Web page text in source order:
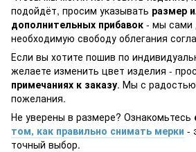
подойдёт, просим указывать размер
дополнительных прибавок - мы сами
необходимую свободу облегания
Если вы хотите пошив по
желаете изменить цвет изделия -
примечаниях к заказу. Мы с
пожелания.
Не уверены в размере? Ознакомьтесь
том, как правильно снимать мерки -
точный выбор.